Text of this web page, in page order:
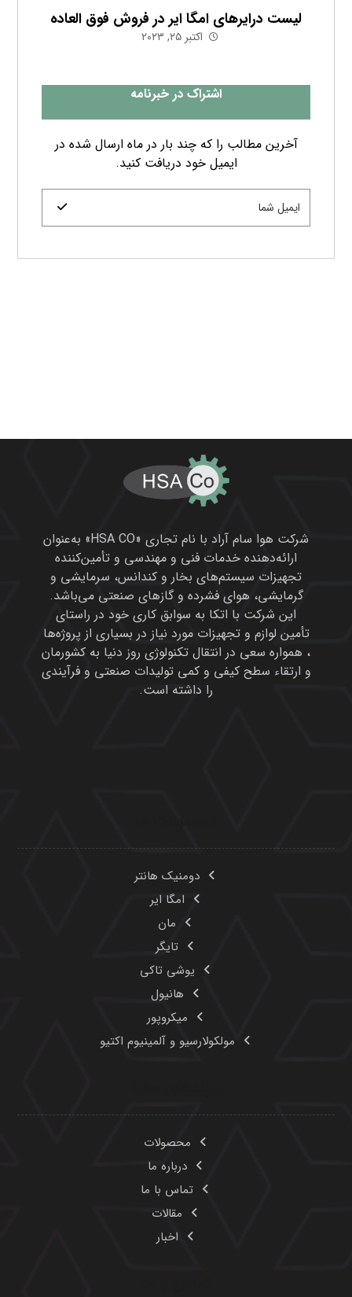
لیست درایرهای امگا ایر در فروش فوق العاده
اکتبر ۲۵, ۲۰۲۳
اشتراک در خبرنامه
آخرین مطالب را که چند بار در ماه ارسال شده در
ایمیل خود دریافت کنید.
شرکت هوا سام آراد با نام تجاری «HSA CO» به‌عنوان
ارائه‌دهنده خدمات فنی و مهندسی و تأمین‌کننده
تجهیزات سیستم‌های بخار و کندانس، سرمایشی و
گرمایشی، هوای فشرده و گازهای صنعتی می‌باشد.
این شرکت با اتکا به سوابق کاری خود در راستای
تأمین لوازم و تجهیزات مورد نیاز در بسیاری از پروژه‌ها
، همواره سعی در انتقال تکنولوژی روز دنیا به کشورمان
و ارتقاء سطح کیفی و کمی تولیدات صنعتی و فرآیندی
را داشته است.
دومنیک هانتر
امگا ایر
مان
تایگر
یوشی تاکی
هانیول
میکروپور
مولکولارسیو و آلمینیوم اکتیو
محصولات
درباره ما
تماس با ما
مقالات
اخبار